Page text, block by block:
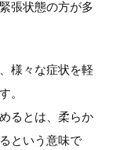
張状態の方が多
様々な症状を軽
。
るとは、柔らか
という意味で